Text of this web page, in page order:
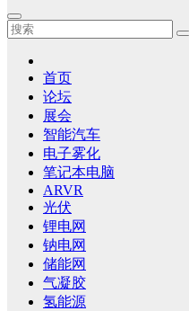
首页
论坛
展会
智能汽车
电子雾化
笔记本电脑
ARVR
光伏
锂电网
钠电网
储能网
气凝胶
氢能源